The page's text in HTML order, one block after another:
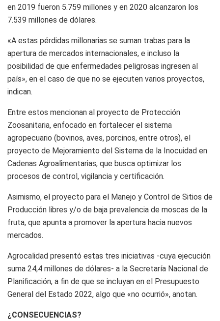
en 2019 fueron 5.759 millones y en 2020 alcanzaron los
7.539 millones de dólares.
«A estas pérdidas millonarias se suman trabas para la
apertura de mercados internacionales, e incluso la
posibilidad de que enfermedades peligrosas ingresen al
país», en el caso de que no se ejecuten varios proyectos,
indican.
Entre estos mencionan al proyecto de Protección
Zoosanitaria, enfocado en fortalecer el sistema
agropecuario (bovinos, aves, porcinos, entre otros), el
proyecto de Mejoramiento del Sistema de la Inocuidad en
Cadenas Agroalimentarias, que busca optimizar los
procesos de control, vigilancia y certificación.
Asimismo, el proyecto para el Manejo y Control de Sitios de
Producción libres y/o de baja prevalencia de moscas de la
fruta, que apunta a promover la apertura hacia nuevos
mercados.
Agrocalidad presentó estas tres iniciativas -cuya ejecución
suma 24,4 millones de dólares- a la Secretaría Nacional de
Planificación, a fin de que se incluyan en el Presupuesto
General del Estado 2022, algo que «no ocurrió», anotan.
¿CONSECUENCIAS?